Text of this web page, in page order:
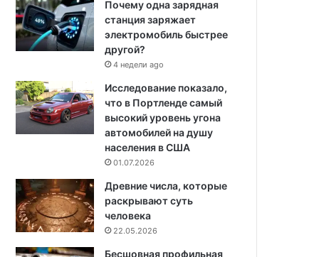
Почему одна зарядная
станция заряжает
электромобиль быстрее
другой?
4 недели ago
Исследование показало,
что в Портленде самый
высокий уровень угона
автомобилей на душу
населения в США
01.07.2026
Древние числа, которые
раскрывают суть
человека
22.05.2026
Бесшовная профильная